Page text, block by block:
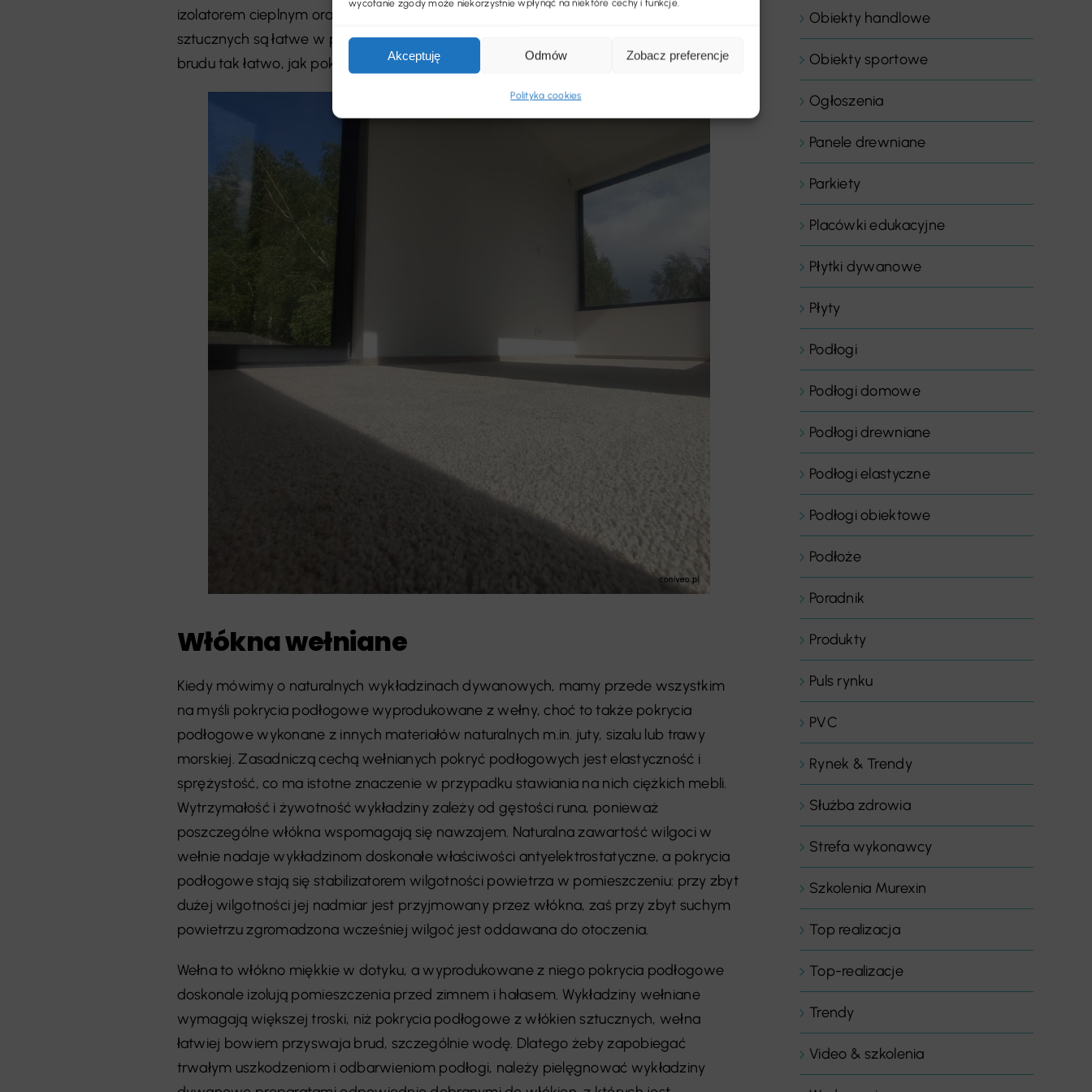
wycofanie zgody może niekorzystnie wpłynąć na niektóre cechy i funkcje.
Akceptuję Odmów Zobacz preferencje
Polityka cookies
izolatorem cieplnym oraz akustycznym. Ponadto dywany i wykładziny z włókien
sztucznych są łatwe w pielęgnacji, ponieważ polipropylen i poliamid nie przyswajają
brudu tak łatwo, jak pokrycia podłogowe wykonane z wełny.
Włókna wełniane
Kiedy mówimy o naturalnych wykładzinach dywanowych, mamy przede wszystkim
na myśli pokrycia podłogowe wyprodukowane z wełny, choć to także pokrycia
podłogowe wykonane z innych materiałów naturalnych m.in. juty, sizalu lub trawy
morskiej. Zasadniczą cechą wełnianych pokryć podłogowych jest elastyczność i
sprężystość, co ma istotne znaczenie w przypadku stawiania na nich ciężkich mebli.
Wytrzymałość i żywotność wykładziny zależy od gęstości runa, ponieważ
poszczególne włókna wspomagają się nawzajem. Naturalna zawartość wilgoci w
wełnie nadaje wykładzinom doskonałe właściwości antyelektrostatyczne, a pokrycia
podłogowe stają się stabilizatorem wilgotności powietrza w pomieszczeniu: przy zbyt
dużej wilgotności jej nadmiar jest przyjmowany przez włókna, zaś przy zbyt suchym
powietrzu zgromadzona wcześniej wilgoć jest oddawana do otoczenia.
Wełna to włókno miękkie w dotyku, a wyprodukowane z niego pokrycia podłogowe
doskonale izolują pomieszczenia przed zimnem i hałasem. Wykładziny wełniane
wymagają większej troski, niż pokrycia podłogowe z włókien sztucznych, wełna
łatwiej bowiem przyswaja brud, szczególnie wodę. Dlatego żeby zapobiegać
trwałym uszkodzeniom i odbarwieniom podłogi, należy pielęgnować wykładziny
Obiekty handlowe
Obiekty sportowe
Ogłoszenia
Panele drewniane
Parkiety
Placówki edukacyjne
Płytki dywanowe
Płyty
Podłogi
Podłogi domowe
Podłogi drewniane
Podłogi elastyczne
Podłogi obiektowe
Podłoże
Poradnik
Produkty
Puls rynku
PVC
Rynek & Trendy
Służba zdrowia
Strefa wykonawcy
Szkolenia Murexin
Top realizacja
Top-realizacje
Trendy
Video & szkolenia